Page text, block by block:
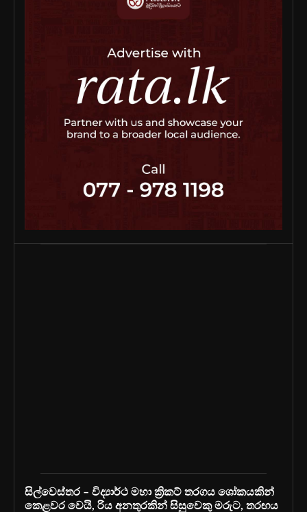
සිල්වෙස්තර – විද්‍යාර්ථ මහා ක්‍රිකට් තරගය ශෝකයකින්
කෙළවර වෙයි, රිය අනතුරකින් සිසුවෙකු මරුට, තරඟය